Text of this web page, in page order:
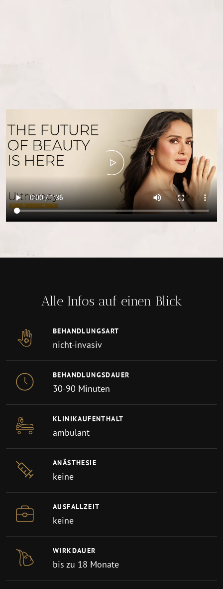
Alle Infos auf einen Blick
BEHANDLUNGSART
nicht-invasiv
BEHANDLUNGSDAUER
30-90 Minuten
KLINIKAUFENTHALT
ambulant
ANÄSTHESIE
keine
AUSFALLZEIT
keine
WIRKDAUER
bis zu 18 Monate